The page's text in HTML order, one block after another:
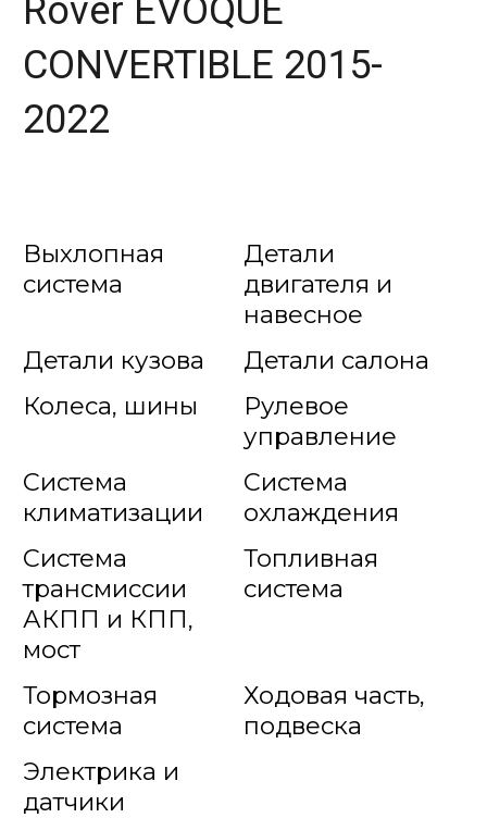
Rover EVOQUE
CONVERTIBLE 2015-
2022
Выхлопная
система
Детали
двигателя и
навесное
Детали кузова
Детали салона
Колеса, шины
Рулевое
управление
Система
климатизации
Система
охлаждения
Система
трансмиссии
АКПП и КПП,
мост
Топливная
система
Тормозная
система
Ходовая часть,
подвеска
Электрика и
датчики